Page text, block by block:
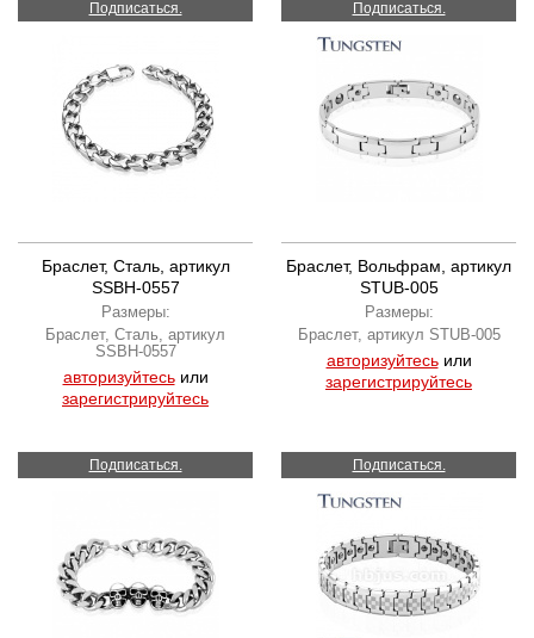
Подписаться.
Браслет, Сталь, артикул
SSBH-0557
Размеры:
Браслет, Сталь, артикул
SSBH-0557
авторизуйтесьили
зарегистрируйтесь
Подписаться.
Браслет, Вольфрам, артикул
STUB-005
Размеры:
Браслет, артикул STUB-005
авторизуйтесьили
зарегистрируйтесь
Подписаться. Подписаться.